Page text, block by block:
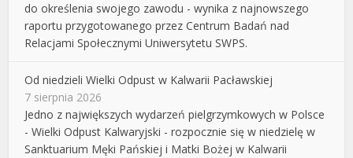
do określenia swojego zawodu - wynika z najnowszego
raportu przygotowanego przez Centrum Badań nad
Relacjami Społecznymi Uniwersytetu SWPS.
Od niedzieli Wielki Odpust w Kalwarii Pacławskiej
7 sierpnia 2026
Jedno z największych wydarzeń pielgrzymkowych w Polsce
- Wielki Odpust Kalwaryjski - rozpocznie się w niedzielę w
Sanktuarium Męki Pańskiej i Matki Bożej w Kalwarii